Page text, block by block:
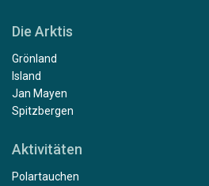
Die Arktis
Grönland
Island
Jan Mayen
Spitzbergen
Aktivitäten
Polartauchen